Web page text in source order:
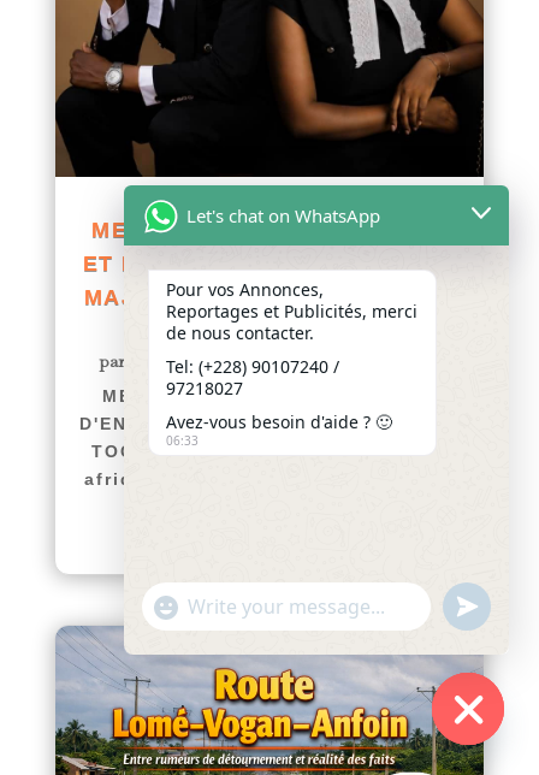
MESSAGE DE FÉLICITATIONS
ET D’ENCOURAGEMENT DE SA
MAJESTÉ TOGBUI DÈDÈ FÉLIX
EKE-METOHO
par Yawo KLOUSSE|Juil 8, 2026
MESSAGE DE FÉLICITATIONS ET
D'ENCOURAGEMENT DE SA MAJESTÉ
TOGBUI DÈDÈ FÉLIX EKE-METOHO
afriquenligne.tg La Cour Royale de
Hide
Let's chat on WhatsApp
Pour vos Annonces,
Reportages et Publicités, merci
de nous contacter.
Tel: (+228) 90107240 /
97218027
Avez-vous besoin d'aide ? 🙂
06:33
"+chaty_settings.lang.emoji_picker+"
WhatsApp
undefined